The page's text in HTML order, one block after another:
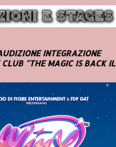
INTEGRAZIONE
CLUB "THE MAGIC IS BACK IL